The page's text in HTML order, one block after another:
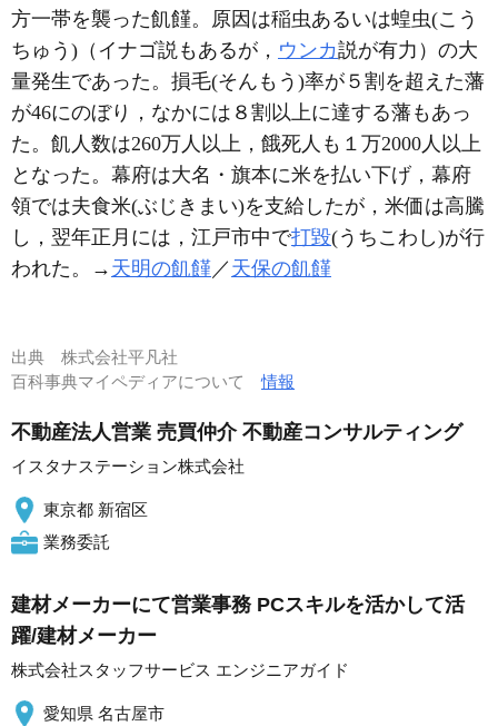
方一帯を襲った飢饉。原因は稲虫あるいは蝗虫(こう
ちゅう)（イナゴ説もあるが， ウンカ説が有力）の大
量発生であった。損毛(そんもう)率が５割を超えた藩
が46にのぼり，なかには８割以上に達する藩もあっ
た。飢人数は260万人以上，餓死人も１万2000人以上
となった。幕府は大名・旗本に米を払い下げ，幕府
領では夫食米(ぶじきまい)を支給したが，米価は高騰
し，翌年正月には，江戸市中で打毀(うちこわし)が行
われた。→ 天明の飢饉／ 天保の飢饉
出典 株式会社平凡社
百科事典マイペディアについて情報
不動産法人営業 売買仲介 不動産コンサルティング
イスタナステーション株式会社
東京都 新宿区
業務委託
建材メーカーにて営業事務 PCスキルを活かして活
躍/建材メーカー
株式会社スタッフサービス エンジニアガイド
愛知県 名古屋市